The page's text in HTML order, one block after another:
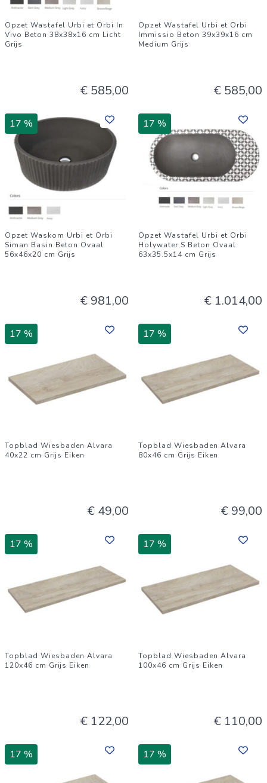
Opzet Wastafel Urbi et Orbi In
Vivo Beton 38x38x16 cm Licht
Grijs
€ 585,00
Opzet Wastafel Urbi et Orbi
Immissio Beton 39x39x16 cm
Medium Grijs
€ 585,00
17 %
Opzet Waskom Urbi et Orbi
Siman Basin Beton Ovaal
56x46x20 cm Grijs
€ 981,00
17 %
Opzet Wastafel Urbi et Orbi
Holywater S Beton Ovaal
63x35.5x14 cm Grijs
€ 1.014,00
17 %
Topblad Wiesbaden Alvara
40x22 cm Grijs Eiken
€ 49,00
17 %
Topblad Wiesbaden Alvara
80x46 cm Grijs Eiken
€ 99,00
17 %
Topblad Wiesbaden Alvara
120x46 cm Grijs Eiken
€ 122,00
17 %
Topblad Wiesbaden Alvara
100x46 cm Grijs Eiken
€ 110,00
17 % 17 %